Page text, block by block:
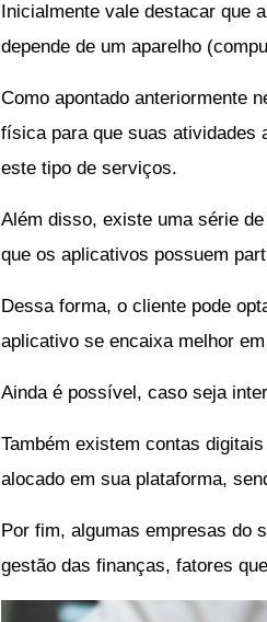
Inicialmente vale destacar que
depende de um aparelho
Como apontado anteriormente
física para que suas atividades
este tipo de serviços.
Além disso, existe uma série
que os aplicativos possuem
Dessa forma, o cliente pode
aplicativo se encaixa melhor
Ainda é possível, caso seja
Também existem contas
alocado em sua plataforma,
Por fim, algumas empresas do
gestão das finanças, fatores